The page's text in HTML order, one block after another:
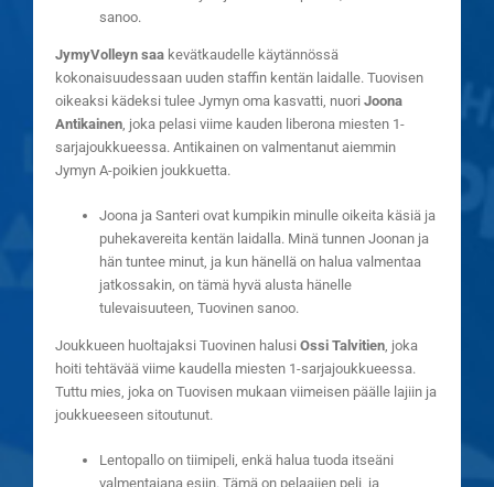
sanoo.
JymyVolleyn saa kevätkaudelle käytännössä
kokonaisuudessaan uuden staffin kentän laidalle. Tuovisen
oikeaksi kädeksi tulee Jymyn oma kasvatti, nuori Joona
Antikainen , joka pelasi viime kauden liberona miesten 1-
sarjajoukkueessa. Antikainen on valmentanut aiemmin
Jymyn A-poikien joukkuetta.
Joona ja Santeri ovat kumpikin minulle oikeita käsiä ja
puhekavereita kentän laidalla. Minä tunnen Joonan ja
hän tuntee minut, ja kun hänellä on halua valmentaa
jatkossakin, on tämä hyvä alusta hänelle
tulevaisuuteen, Tuovinen sanoo.
Joukkueen huoltajaksi Tuovinen halusi Ossi Talvitien , joka
hoiti tehtävää viime kaudella miesten 1-sarjajoukkueessa.
Tuttu mies, joka on Tuovisen mukaan viimeisen päälle lajiin ja
joukkueeseen sitoutunut.
Lentopallo on tiimipeli, enkä halua tuoda itseäni
valmentajana esiin. Tämä on pelaajien peli, ja